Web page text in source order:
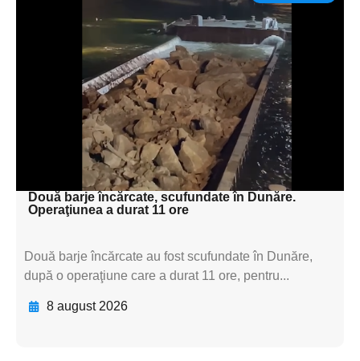
Adaugă aici textul pentru
subtitluAdaugă aici
textul pentru
subtitluAdaugă aici
textul pentru
subtitluAdaugă aici
textul pentru subti
Două barje încărcate, scufundate în Dunăre.
Operaţiunea a durat 11 ore
Două barje încărcate au fost scufundate în Dunăre,
după o operaţiune care a durat 11 ore, pentru...
8 august 2026